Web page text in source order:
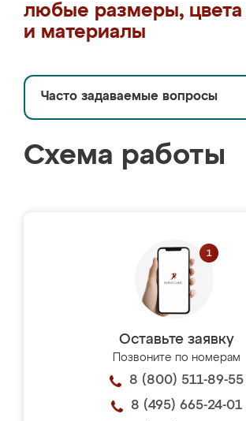
любые размеры, цвета
и материалы
Часто задаваемые вопросы
Схема работы
Оставьте заявку
Позвоните по номерам
8 (800) 511-89-55
8 (495) 665-24-01